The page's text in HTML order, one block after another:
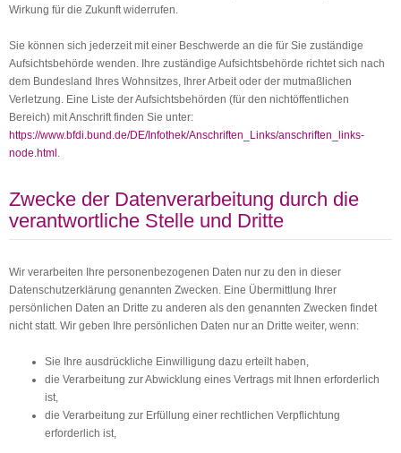
Wirkung für die Zukunft widerrufen.
Sie können sich jederzeit mit einer Beschwerde an die für Sie zuständige
Aufsichtsbehörde wenden. Ihre zuständige Aufsichtsbehörde richtet sich nach
dem Bundesland Ihres Wohnsitzes, Ihrer Arbeit oder der mutmaßlichen
Verletzung. Eine Liste der Aufsichtsbehörden (für den nichtöffentlichen
Bereich) mit Anschrift finden Sie unter:
https://www.bfdi.bund.de/DE/Infothek/Anschriften_Links/anschriften_links-
node.html .
Zwecke der Datenverarbeitung durch die
verantwortliche Stelle und Dritte
Wir verarbeiten Ihre personenbezogenen Daten nur zu den in dieser
Datenschutzerklärung genannten Zwecken. Eine Übermittlung Ihrer
persönlichen Daten an Dritte zu anderen als den genannten Zwecken findet
nicht statt. Wir geben Ihre persönlichen Daten nur an Dritte weiter, wenn:
Sie Ihre ausdrückliche Einwilligung dazu erteilt haben,
die Verarbeitung zur Abwicklung eines Vertrags mit Ihnen erforderlich
ist,
die Verarbeitung zur Erfüllung einer rechtlichen Verpflichtung
erforderlich ist,